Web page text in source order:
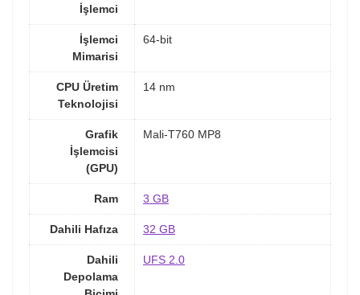
İşlemci
İşlemci
Mimarisi
64-bit
CPU Üretim
Teknolojisi
14 nm
Grafik
İşlemcisi
(GPU)
Mali-T760 MP8
Ram 3 GB
Dahili Hafıza 32 GB
Dahili
Depolama
UFS 2.0